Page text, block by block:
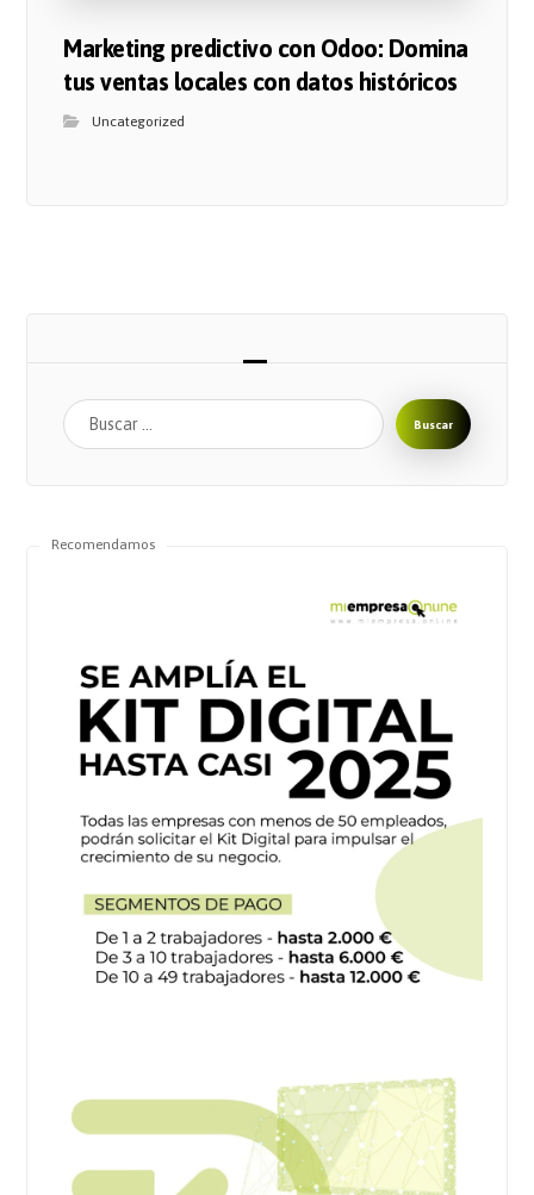
Marketing predictivo con Odoo: Domina
tus ventas locales con datos históricos
Uncategorized
Buscar
Recomendamos